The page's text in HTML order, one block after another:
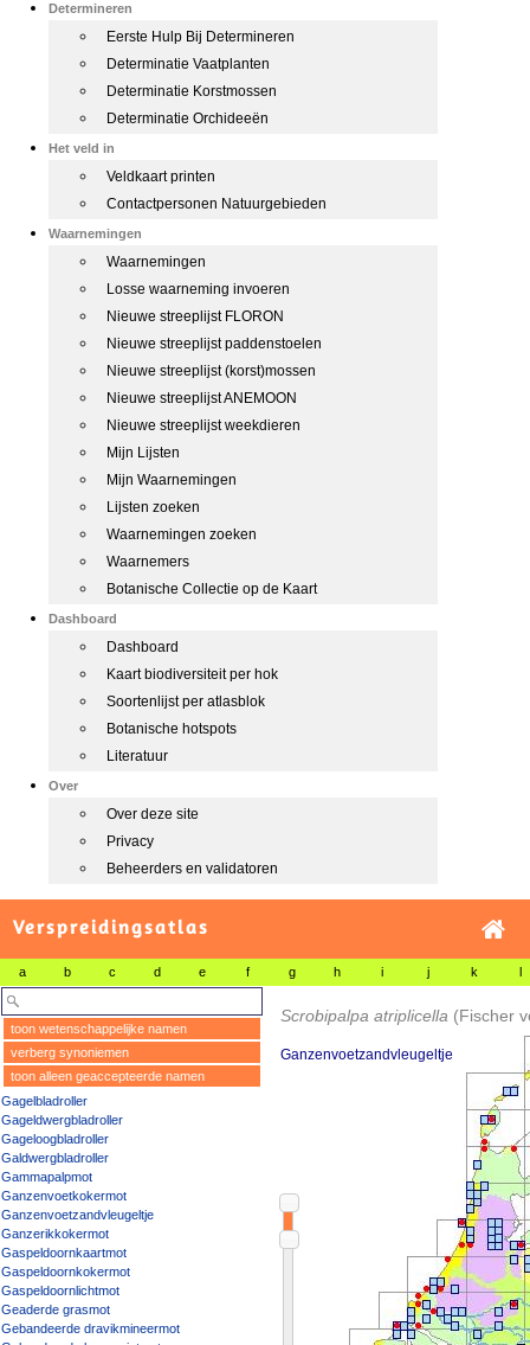
Determineren
Eerste Hulp Bij Determineren
Determinatie Vaatplanten
Determinatie Korstmossen
Determinatie Orchideeën
Het veld in
Veldkaart printen
Contactpersonen Natuurgebieden
Waarnemingen
Waarnemingen
Losse waarneming invoeren
Nieuwe streeplijst FLORON
Nieuwe streeplijst paddenstoelen
Nieuwe streeplijst (korst)mossen
Nieuwe streeplijst ANEMOON
Nieuwe streeplijst weekdieren
Mijn Lijsten
Mijn Waarnemingen
Lijsten zoeken
Waarnemingen zoeken
Waarnemers
Botanische Collectie op de Kaart
Dashboard
Dashboard
Kaart biodiversiteit per hok
Soortenlijst per atlasblok
Botanische hotspots
Literatuur
Over
Over deze site
Privacy
Beheerders en validatoren
Verspreidingsatlas
a b c d e f g h i j k l
toon wetenschappelijke namen
verberg synoniemen
toon alleen geaccepteerde namen
Gagelbladroller
Gageldwergbladroller
Gageloogbladroller
Galdwergbladroller
Gammapalpmot
Ganzenvoetkokermot
Ganzenvoetzandvleugeltje
Ganzerikkokermot
Gaspeldoornkaartmot
Gaspeldoornkokermot
Gaspeldoornlichtmot
Geaderde grasmot
Gebandeerde dravikmineermot
Scrobipalpa atriplicella (Fischer
Ganzenvoetzandvleugeltje